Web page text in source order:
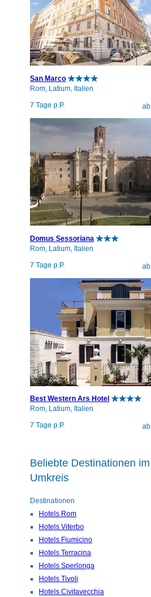
San Marco
Rom, Latium, Italien
7 Tage p.P.
ab
Domus Sessoriana
Rom, Latium, Italien
7 Tage p.P.
ab
Best Western Ars Hotel
Rom, Latium, Italien
7 Tage p.P.
ab
Beliebte Destinationen im
Umkreis
Destinationen
Hotels Rom
Hotels Viterbo
Hotels Fiumicino
Hotels Terracina
Hotels Sperlonga
Hotels Tivoli
Hotels Civitavecchia